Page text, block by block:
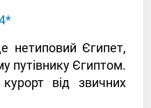
Єгипет,
путівнику Єгиптом.
від звичних